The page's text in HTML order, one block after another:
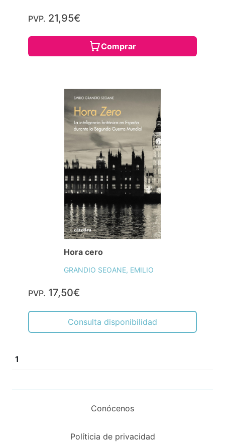
PVP. 21,95€
Comprar
Hora cero
GRANDIO SEOANE, EMILIO
PVP. 17,50€
Consulta disponibilidad
1
Conócenos
Políticia de privacidad